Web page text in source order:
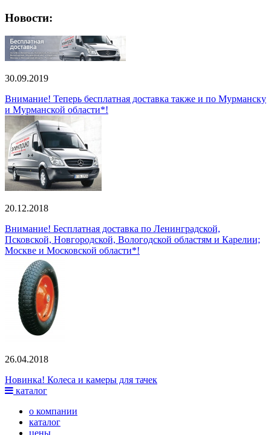
Новости:
30.09.2019
Внимание! Теперь бесплатная доставка также и по Мурманску
и Мурманской области*!
20.12.2018
Внимание! Бесплатная доставка по Ленинградской,
Псковской, Новгородской, Вологодской областям и Карелии;
Москве и Московской области*!
26.04.2018
Новинка! Колеса и камеры для тачек
каталог
о компании
каталог